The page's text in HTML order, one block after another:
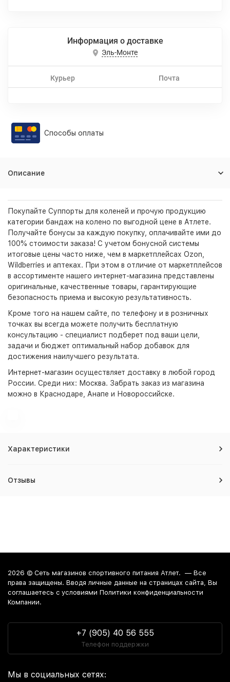
Информация о доставке
Эль-Монте
Курьер Почта
Способы оплаты
Описание
Покупайте Суппорты для коленей и прочую продукцию
категории бандаж на колено по выгодной цене в Атлете.
Получайте бонусы за каждую покупку, оплачивайте ими до
100% стоимости заказа! С учетом бонусной системы
итоговые цены часто ниже, чем в маркетплейсах Ozon,
Wildberries и аптеках. При этом в отличие от маркетплейсов
в ассортименте нашего интернет-магазина представлены
оригинальные, качественные товары, гарантирующие
безопасность приема и высокую результативность.
Кроме того на нашем сайте, по телефону и в розничных
точках вы всегда можете получить бесплатную
консультацию - специалист подберет под ваши цели,
задачи и бюджет оптимальный набор добавок для
достижения наилучшего результата.
Интернет-магазин осуществляет доставку в любой город
России. Среди них: Москва. Забрать заказ из магазина
можно в Краснодаре, Анапе и Новороссийске.
Характеристики
Отзывы
2026 © Сеть магазинов спортивного питания Атлет. — Все
права защищены. Вводя личные данные на страницах сайта, Вы
соглашаетесь c условиями Политики конфиденциальности
Компании.
+7 (905) 40 56 555
Телефон поддержки
Мы в социальных сетях: